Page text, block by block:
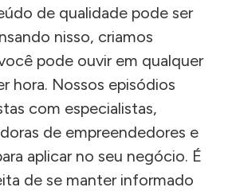
de qualidade pode ser
nisso, criamos
pode ouvir em qualquer
hora. Nossos episódios
com especialistas,
de empreendedores e
aplicar no seu negócio. É
de se manter informado